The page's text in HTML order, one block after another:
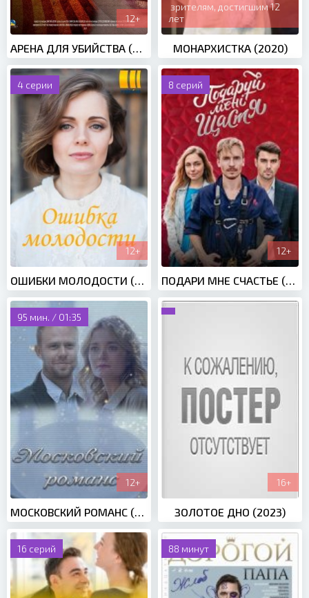
12+
АРЕНА ДЛЯ УБИЙСТВА (2018)
зрителям, достигшим 12
лет
МОНАРХИСТКА (2020)
4 серии
12+
8 серий
12+
95 мин. / 01:35
12+
МОСКОВСКИЙ РОМАНС (2019)
16+
ЗОЛОТОЕ ДНО (2023)
16 серий 88 минут